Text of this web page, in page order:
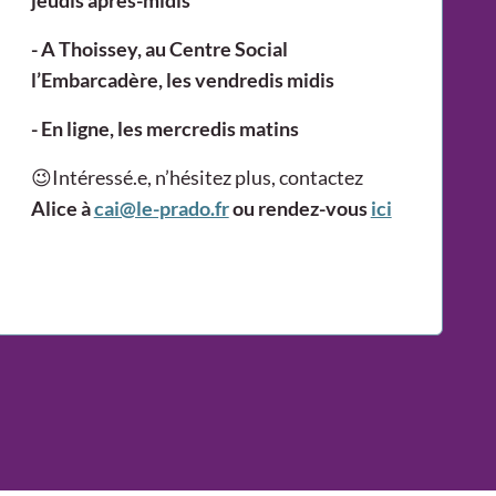
- A Thoissey, au Centre Social
l’Embarcadère, les vendredis midis
- En ligne, les mercredis matins
😉Intéressé.e, n’hésitez plus, contactez
Alice àcai@le-prado.frou rendez-vousici